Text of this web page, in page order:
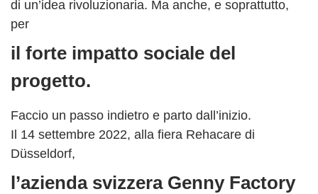
di un’idea rivoluzionaria. Ma anche, e soprattutto,
per
il forte impatto sociale del
progetto.
Faccio un passo indietro e parto dall’inizio.
Il 14 settembre 2022, alla fiera Rehacare di
Düsseldorf,
l’azienda svizzera Genny Factory